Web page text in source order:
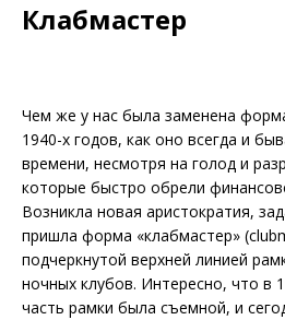
Клабмастер
Чем же у нас была заменена
1940-х годов, как оно всегда и
времени, несмотря на голод и
которые быстро обрели
Возникла новая аристократия,
пришла форма «клабмастер»
подчеркнутой верхней линией
ночных клубов. Интересно, что в
часть рамки была съемной, и